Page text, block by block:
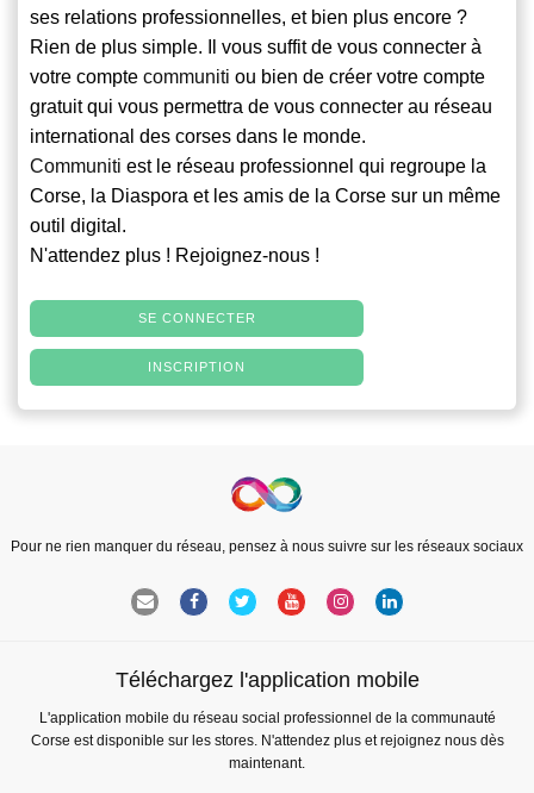
ses relations professionnelles, et bien plus encore ?
Rien de plus simple. Il vous suffit de vous connecter à
votre compte communiti ou bien de créer votre compte
gratuit qui vous permettra de vous connecter au réseau
international des corses dans le monde.
Communiti est le réseau professionnel qui regroupe la
Corse, la Diaspora et les amis de la Corse sur un même
outil digital.
N'attendez plus ! Rejoignez-nous !
SE CONNECTER
INSCRIPTION
Pour ne rien manquer du réseau, pensez à nous suivre sur les réseaux sociaux
Téléchargez l'application mobile
L'application mobile du réseau social professionnel de la communauté
Corse est disponible sur les stores. N'attendez plus et rejoignez nous dès
maintenant.